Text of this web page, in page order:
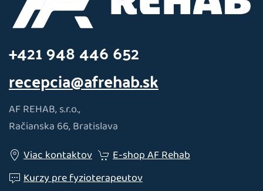
+421 948 446 652
recepcia@afrehab.sk
AF REHAB, s.r.o.,
Račianska 66, Bratislava
Viac kontaktov
E-shop AF Rehab
Kurzy pre fyzioterapeutov